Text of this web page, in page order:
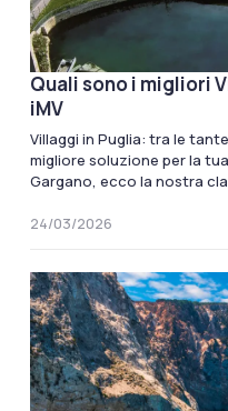
Quali sono i migliori
iMV
Villaggi in Puglia: tra le
migliore soluzione per la
Gargano, ecco la nostra
24/03/2026